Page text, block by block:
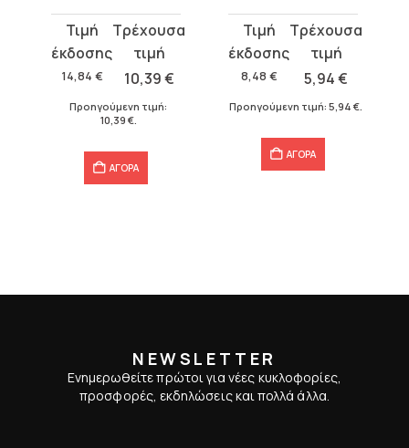
14,84 €
Original
price
was:
14,84 €.
10,39€
τρέχουσα
τιμή
είναι:
10,39 €.
Προηγούμενη τιμή:
10,39 €.
ΑΓΟΡΑ
8,48 €
Original
price
was:
8,48 €.
5,94€
τρέχουσα
τιμή
είναι:
Προηγούμενη τιμή: 5,94 €.
ΑΓΟΡΑ
NEWSLETTER
Ενημερωθείτε πρώτοι για νέες κυκλοφορίες,
προσφορές, εκδηλώσεις και πολλά άλλα.